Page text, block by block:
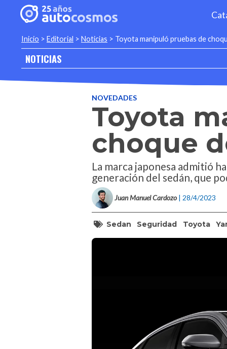
Inicio > Editorial > Noticias > Toyota manipuló pruebas de
NOTICIAS
NOVEDADES
Toyota
choque
La marca japonesa admitió
generación del sedán, que
Juan Manuel Cardozo | 28/4/2023
Sedan Seguridad Toyota